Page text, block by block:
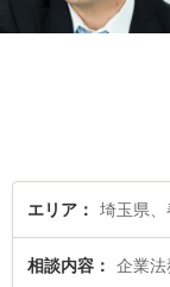
エリア 埼玉県
相談内容 企業法